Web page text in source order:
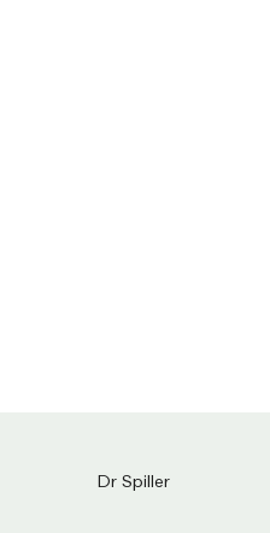
Dr Spiller